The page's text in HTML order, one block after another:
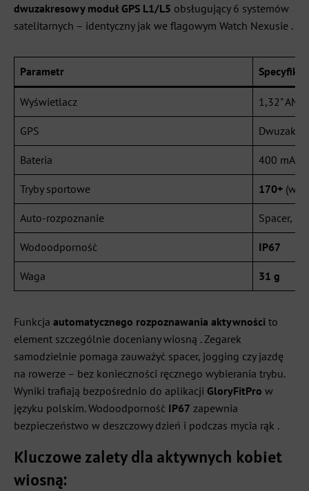
dwuzakresowy moduł GPS L1/L5 obsługujący 6 systemów
satelitarnych – identyczny jak we flagowym Watch Nexusie .
Parametr
Wyświetlacz 1,32"
GPS
Bateria 400 mAh
Tryby sportowe 170+ (w
Auto-rozpoznanie Spacer,
Wodoodporność IP67
Waga 31 g
Funkcja automatycznego rozpoznawania aktywności to
element szczególnie doceniany wiosną . Zegarek
samodzielnie pomaga zauważyć spacer, jogging czy jazdę
na rowerze – bez konieczności ręcznego wybierania trybu.
Wyniki trafiają bezpośrednio do aplikacji GloryFitPro w
języku polskim. Wodoodporność IP67 zapewnia
bezpieczeństwo w deszczowy dzień i podczas mycia rąk .
Kluczowe zalety dla aktywnych kobiet
wiosną: